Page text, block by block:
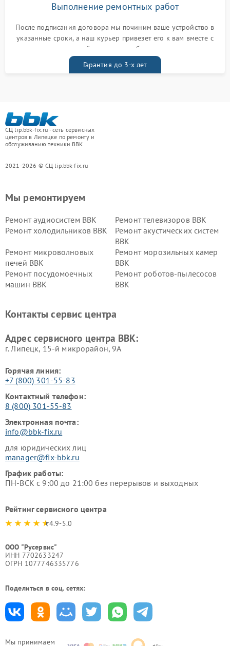
Выполнение ремонтных работ
После подписания договора мы починим ваше устройство в
указанные сроки, а наш курьер привезет его к вам вместе с
гарантийным талоном бесплатно
Гарантия до 3-х лет
СЦ lip.bbk-fix.ru - сеть сервисных
центров в Липецке по ремонту и
обслуживанию техники BBK
2021-2026 © СЦ lip.bbk-fix.ru
Мы принимаем
Мы ремонтируем
Ремонт аудиосистем BBK
Ремонт телевизоров BBK
Ремонт холодильников BBK
Ремонт акустических систем
BBK
Ремонт микроволновых
печей BBK
Ремонт морозильных камер
BBK
Ремонт посудомоечных
машин BBK
Ремонт роботов-пылесосов
BBK
Ремонт винных шкафов BBK
Контакты сервис центра
Адрес сервисного центра BBK:
г. Липецк, 15-й микрорайон, 9А
Горячая линия:
+7 (800) 301-55-83
Контактный телефон:
8 (800) 301-55-83
Электронная почта:
info@bbk-fix.ru
для юридических лиц
manager@fix-bbk.ru
График работы:
ПН-ВСК с 9:00 до 21:00 без перерывов и выходных
Рейтинг сервисного центра
4.9-5.0
ООО "Русервис"
ИНН 7702633247
ОГРН 1077746335776
Поделиться в соц. сетях: